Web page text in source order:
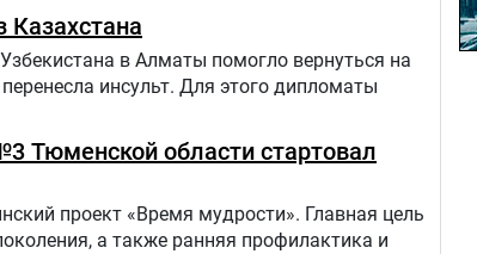
Казахстана
в Алматы помогло вернуться на
инсульт. Для этого дипломаты
Тюменской области стартовал
проект «Время мудрости». Главная цель
а также ранняя профилактика и